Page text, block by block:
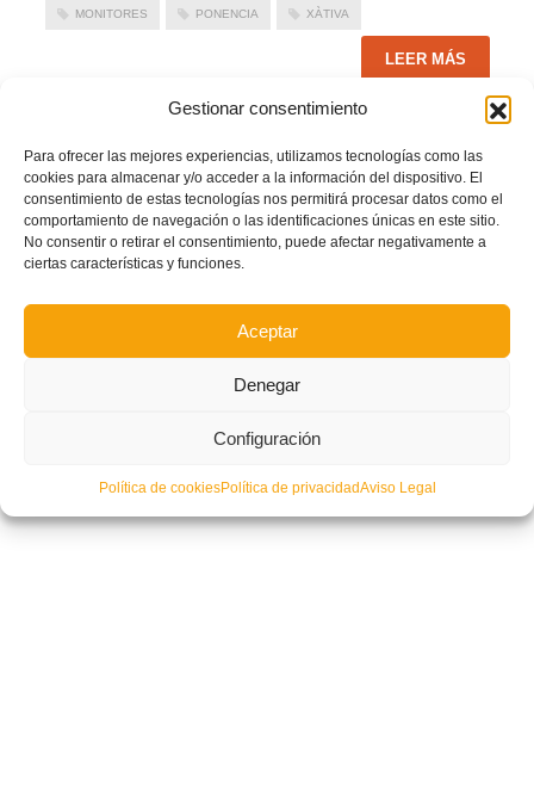
Gestionar consentimiento
Para ofrecer las mejores experiencias, utilizamos tecnologías como las
cookies para almacenar y/o acceder a la información del dispositivo. El
consentimiento de estas tecnologías nos permitirá procesar datos como el
comportamiento de navegación o las identificaciones únicas en este sitio.
No consentir o retirar el consentimiento, puede afectar negativamente a
ciertas características y funciones.
Aceptar
Denegar
Configuración
Política de cookiesPolítica de privacidadAviso Legal
MONITORES PONENCIA XÀTIVA
LEER MÁS
NO COMMENTS